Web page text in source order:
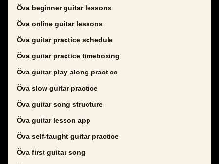
Öva beginner guitar lessons
Öva online guitar lessons
Öva guitar practice schedule
Öva guitar practice timeboxing
Öva guitar play-along practice
Öva slow guitar practice
Öva guitar song structure
Öva guitar lesson app
Öva self-taught guitar practice
Öva first guitar song